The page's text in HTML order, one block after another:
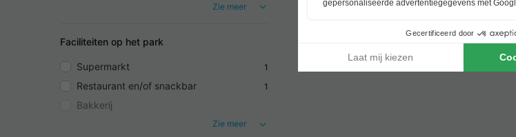
Zie meer
Faciliteiten op het park
Supermarkt 1
Restaurant en/of snackbar 1
Bakkerij
Zie meer